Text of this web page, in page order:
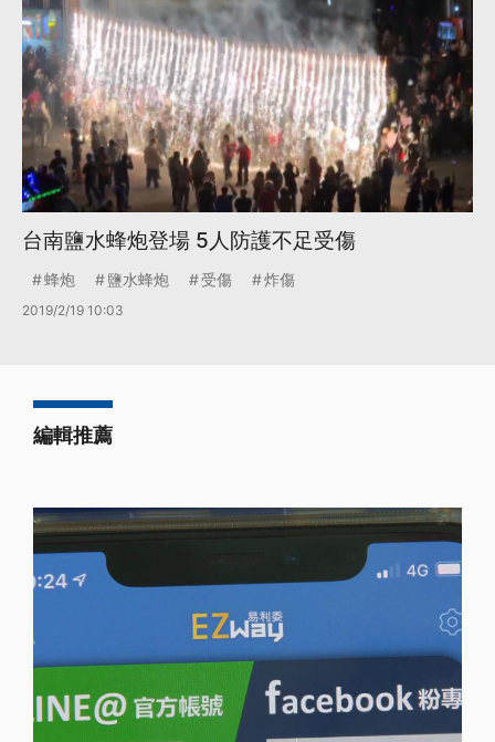
台南鹽水蜂炮登場 5人防護不足受傷
蜂炮 鹽水蜂炮 受傷 炸傷
2019/2/19 10:03
編輯推薦